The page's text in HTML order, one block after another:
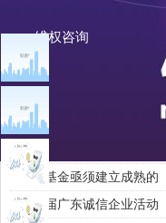
维权咨询
文章点击排行
重大突发公共卫生事件一
2020广东省守合同重信用企
私募基金亟须建立成熟的
第五届广东诚信企业活动